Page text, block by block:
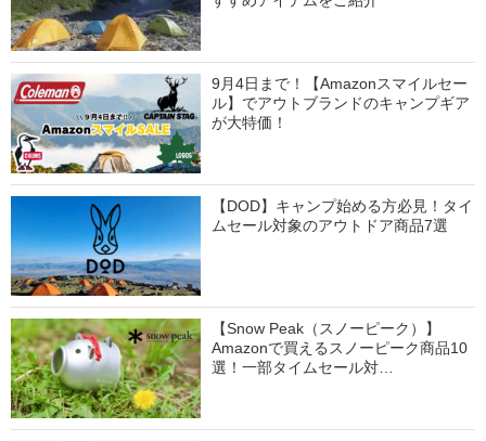
9月4日まで！【Amazonスマイルセー
ル】でアウトブランドのキャンプギア
が大特価！
【DOD】キャンプ始める方必見！タイ
ムセール対象のアウトドア商品7選
【Snow Peak（スノーピーク）】
Amazonで買えるスノーピーク商品10
選！一部タイムセール対…